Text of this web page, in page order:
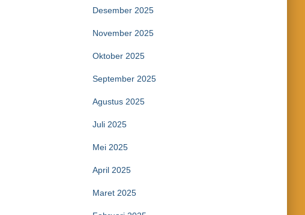
Desember 2025
November 2025
Oktober 2025
September 2025
Agustus 2025
Juli 2025
Mei 2025
April 2025
Maret 2025